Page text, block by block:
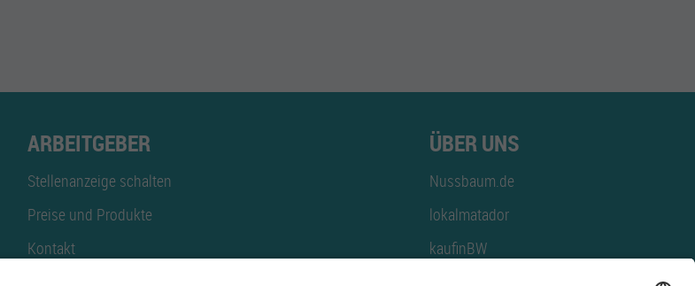
ARBEITGEBER
Stellenanzeige schalten
Preise und Produkte
Kontakt
ÜBER UNS
Nussbaum.de
lokalmatador
kaufinBW